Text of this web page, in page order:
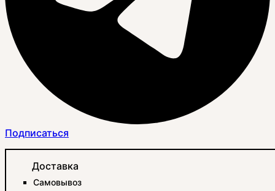
Подписаться
Доставка
Самовывоз